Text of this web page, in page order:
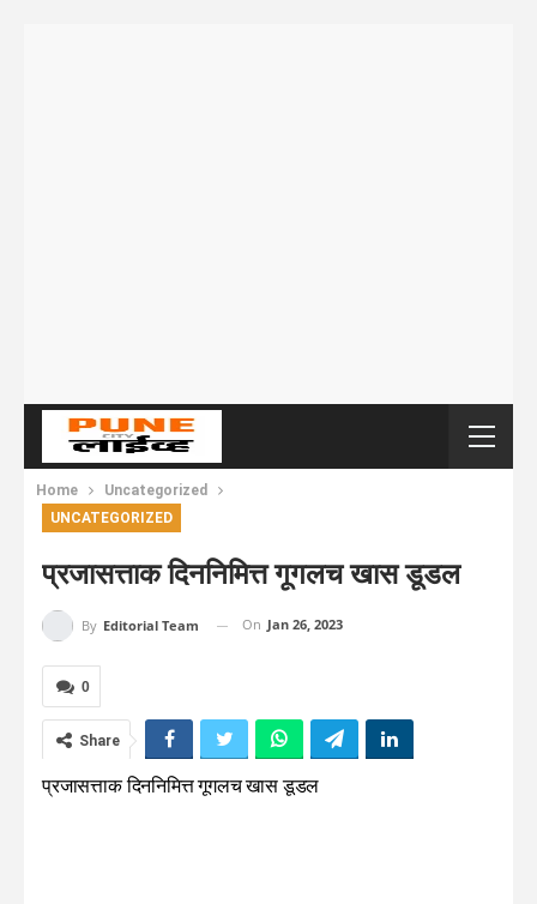
Home
Uncategorized
UNCATEGORIZED
प्रजासत्ताक दिननिमित्त गूगलच खास डूडल
By Editorial Team On Jan 26, 2023
0
Share
प्रजासत्ताक दिननिमित्त गूगलच खास डूडल